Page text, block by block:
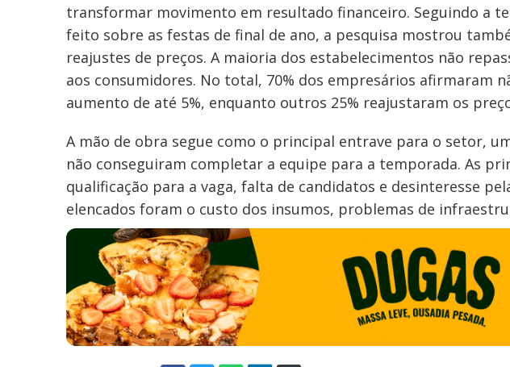
transformar movimento em resultado financeiro. Seguindo a
feito sobre as festas de final de ano, a pesquisa mostrou
reajustes de preços. A maioria dos estabelecimentos não
aos consumidores. No total, 70% dos empresários afirmaram
aumento de até 5%, enquanto outros 25% reajustaram os
A mão de obra segue como o principal entrave para o setor,
não conseguiram completar a equipe para a temporada. As
qualificação para a vaga, falta de candidatos e desinteresse
elencados foram o custo dos insumos, problemas de